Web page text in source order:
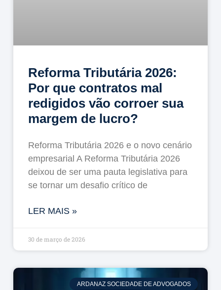
Reforma Tributária 2026:
Por que contratos mal
redigidos vão corroer sua
margem de lucro?
Reforma Tributária 2026 e o novo cenário
empresarial A Reforma Tributária 2026
deixou de ser uma pauta legislativa para
se tornar um desafio crítico de
LER MAIS »
30 de março de 2026
ARDANAZ SOCIEDADE DE ADVOGADOS